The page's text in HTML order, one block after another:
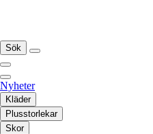
Sök
Nyheter
Kläder
Plusstorlekar
Skor